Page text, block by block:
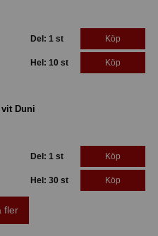
Del: 1 st Köp
Hel: 10 st Köp
Duni
Del: 1 st Köp
Hel: 30 st Köp
fler